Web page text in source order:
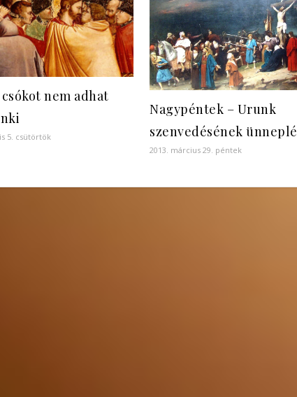
nem adhat
5. csütörtök
Nagypéntek – Urunk
szenvedésének
2013. március 29. péntek